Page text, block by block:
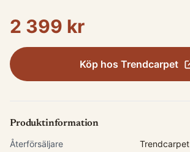
2 399 kr
Köp hos Trendcarpet
Produktinformation
Återförsäljare
Trendcarpet